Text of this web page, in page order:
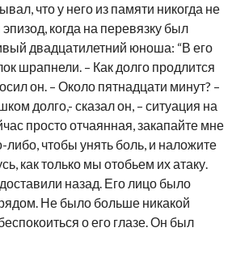
что у него из памяти никогда не
когда на перевязку был
двадцатилетний юноша: “В его
шрапнели. – Как долго продлится
он. – Около пятнадцати минут? –
долго,- сказал он, – ситуация на
просто отчаянная, закапайте мне
либо, чтобы унять боль, и наложите
как только мы отобьем их атаку.
назад. Его лицо было
Не было больше никакой
о его глазе. Он был